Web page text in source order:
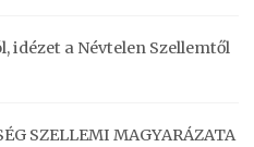
idézet a Névtelen Szellemtől
SZELLEMI MAGYARÁZATA